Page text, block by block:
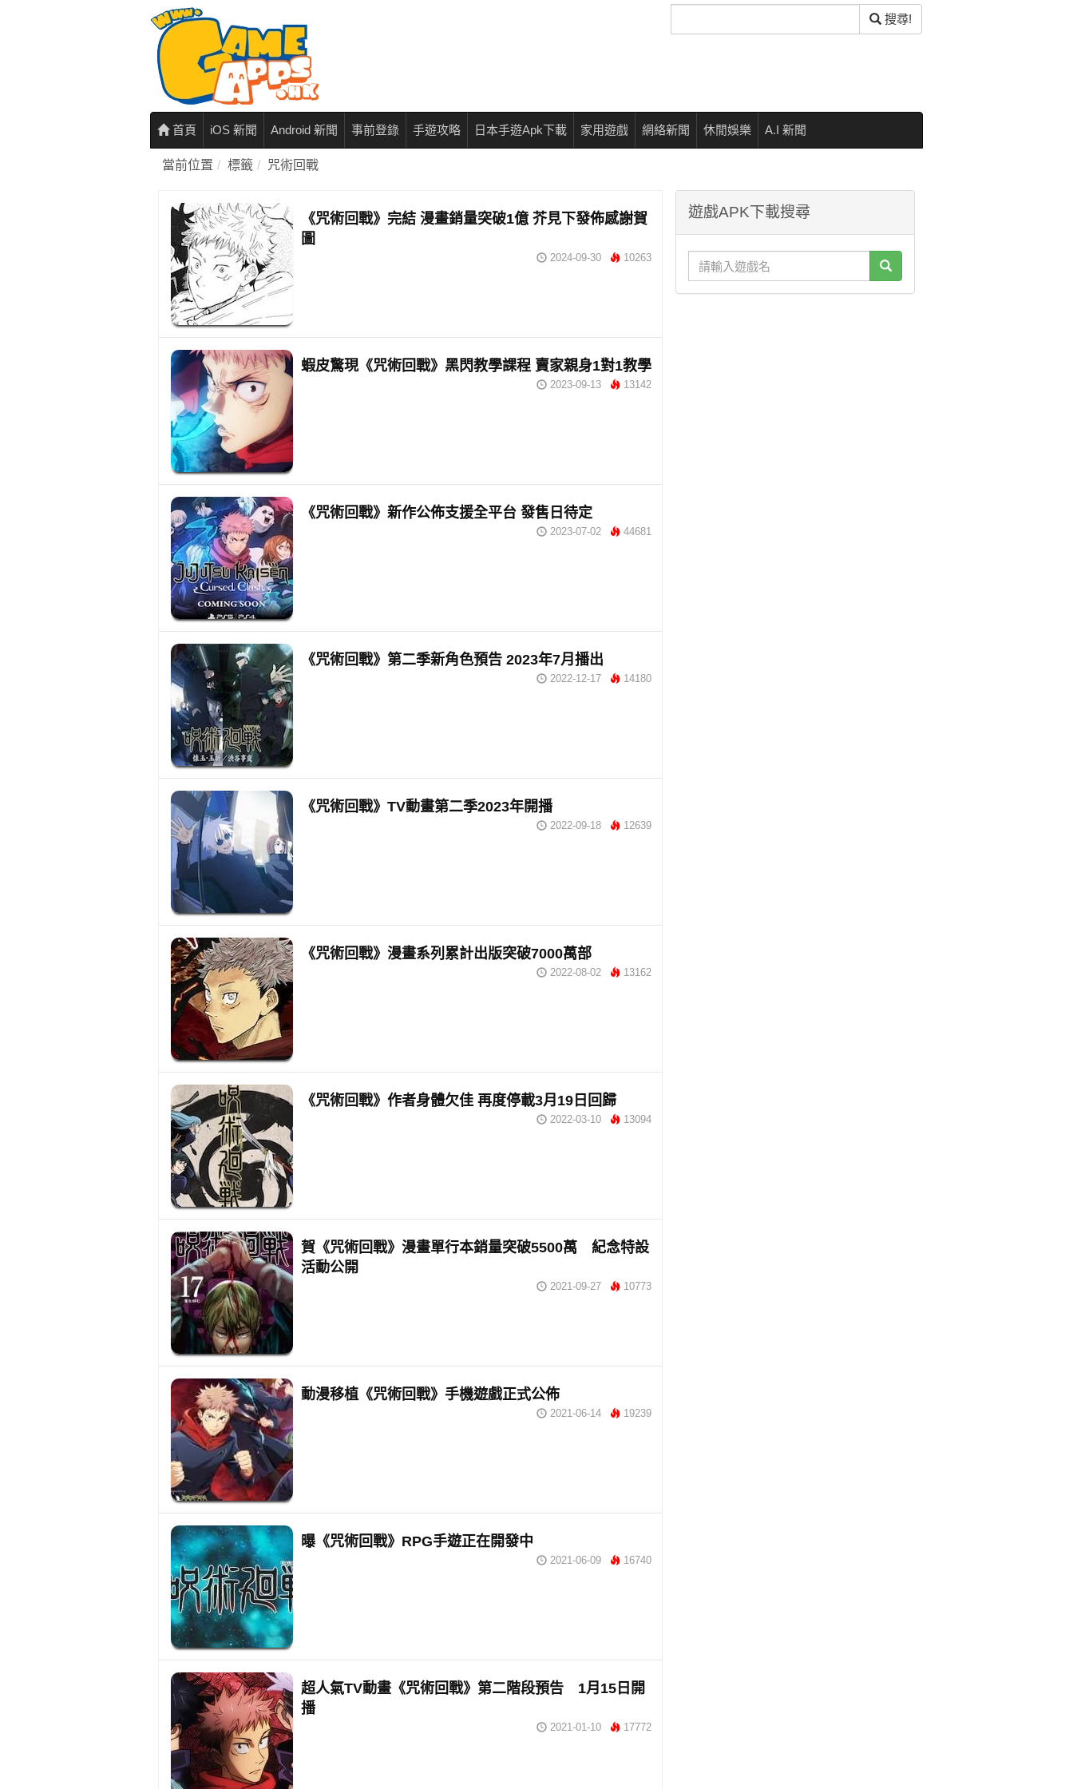
尋
搜尋!
首頁 iOS 新聞 Android 新聞 事前登錄 手遊攻略 日本手遊Apk下載 家用遊戲 網絡新聞 休閒娛樂 A.I 新聞
當前位置 標籤 咒術回戰
《咒術回戰》完結 漫畫銷量突破1億 芥見下發佈感謝賀
圖
2024-09-30 10263
蝦皮驚現《咒術回戰》黑閃教學課程 賣家親身1對1教學
2023-09-13 13142
《咒術回戰》新作公佈支援全平台 發售日待定
2023-07-02 44681
《咒術回戰》第二季新角色預告 2023年7月播出
2022-12-17 14180
《咒術回戰》TV動畫第二季2023年開播
2022-09-18 12639
《咒術回戰》漫畫系列累計出版突破7000萬部
2022-08-02 13162
《咒術回戰》作者身體欠佳 再度停載3月19日回歸
2022-03-10 13094
賀《咒術回戰》漫畫單行本銷量突破5500萬 紀念特設
活動公開
2021-09-27 10773
動漫移植《咒術回戰》手機遊戲正式公佈
2021-06-14 19239
曝《咒術回戰》RPG手遊正在開發中
2021-06-09 16740
超人氣TV動畫《咒術回戰》第二階段預告 1月15日開
播
2021-01-10 17772
遊戲APK下載搜尋